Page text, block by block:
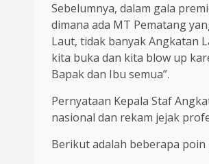
Sebelumnya, dalam gala
dimana ada MT Pematang
Laut, tidak banyak Angkatan
kita buka dan kita blow up
Bapak dan Ibu semua”.
Pernyataan Kepala Staf
nasional dan rekam jejak
Berikut adalah beberapa